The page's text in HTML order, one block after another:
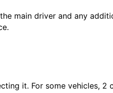
main driver and any
it. For some vehicles, 2